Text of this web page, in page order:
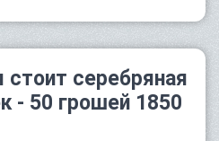
стоит серебряная
- 50 грошей 1850